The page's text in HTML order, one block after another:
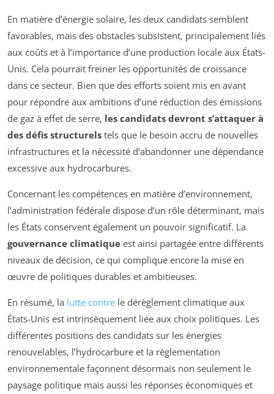
En matière d’énergie solaire, les deux candidats semblent
favorables, mais des obstacles subsistent, principalement liés
aux coûts et à l’importance d’une production locale aux États-
Unis. Cela pourrait freiner les opportunités de croissance
dans ce secteur. Bien que des efforts soient mis en avant
pour répondre aux ambitions d’une réduction des émissions
de gaz à effet de serre, les candidats devront s’attaquer à
des défis structurels tels que le besoin accru de nouvelles
infrastructures et la nécessité d’abandonner une dépendance
excessive aux hydrocarbures.
Concernant les compétences en matière d’environnement,
l’administration fédérale dispose d’un rôle déterminant, mais
les États conservent également un pouvoir significatif. La
gouvernance climatique est ainsi partagée entre différents
niveaux de décision, ce qui complique encore la mise en
œuvre de politiques durables et ambitieuses.
En résumé, la lutte contre le dérèglement climatique aux
États-Unis est intrinsèquement liée aux choix politiques. Les
différentes positions des candidats sur les énergies
renouvelables, l’hydrocarbure et la réglementation
environnementale façonnent désormais non seulement le
paysage politique mais aussi les réponses économiques et